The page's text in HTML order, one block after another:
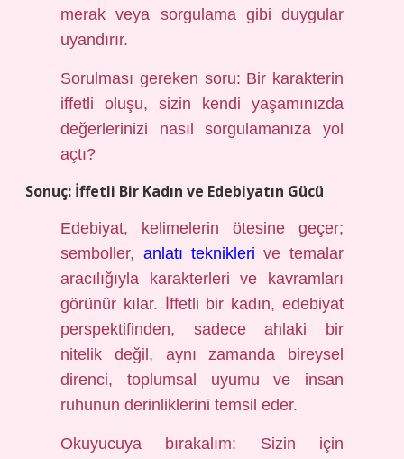
merak veya sorgulama gibi duygular
uyandırır.
Sorulması gereken soru: Bir karakterin
iffetli oluşu, sizin kendi yaşamınızda
değerlerinizi nasıl sorgulamanıza yol
açtı?
Sonuç: İffetli Bir Kadın ve Edebiyatın Gücü
Edebiyat, kelimelerin ötesine geçer;
semboller, anlatı teknikleri ve temalar
aracılığıyla karakterleri ve kavramları
görünür kılar. İffetli bir kadın, edebiyat
perspektifinden, sadece ahlaki bir
nitelik değil, aynı zamanda bireysel
direnci, toplumsal uyumu ve insan
ruhunun derinliklerini temsil eder.
Okuyucuya bırakalım: Sizin için